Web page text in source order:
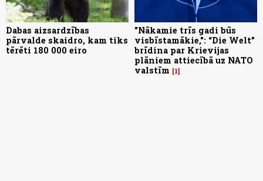
Dabas aizsardzības
pārvalde skaidro, kam tiks
tērēti 180 000 eiro
"Nākamie trīs gadi būs
visbīstamākie,": “Die Welt”
brīdina par Krievijas
plāniem attiecībā uz NATO
valstīm
1